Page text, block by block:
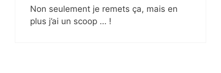
Non seulement je remets ça, mais en
plus j’ai un scoop … !